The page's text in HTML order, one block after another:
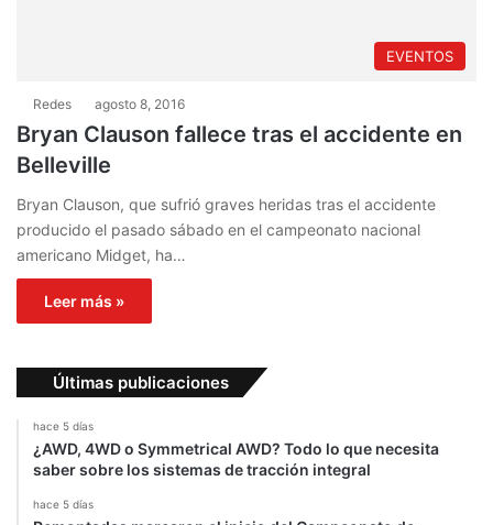
EVENTOS
Redes agosto 8, 2016
Bryan Clauson fallece tras el accidente en
Belleville
Bryan Clauson, que sufrió graves heridas tras el accidente
producido el pasado sábado en el campeonato nacional
americano Midget, ha…
Leer más »
Últimas publicaciones
hace 5 días
¿AWD, 4WD o Symmetrical AWD? Todo lo que necesita
saber sobre los sistemas de tracción integral
hace 5 días